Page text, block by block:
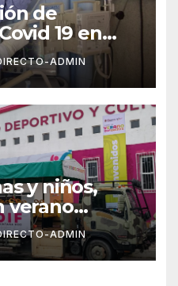
de
19 en
ADMIN
y niños,
verano
ADMIN